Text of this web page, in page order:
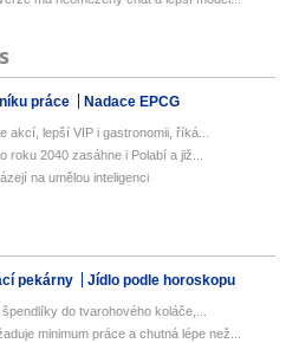
práce Nadace EPCG
akcí, lepší VIP i gastronomii, říká...
roku 2040 zasáhne i Polabí a již...
na umělou inteligenci
pekárny Jídlo podle horoskopu
do tvarohového koláče,...
minimum práce a chutná lépe než...